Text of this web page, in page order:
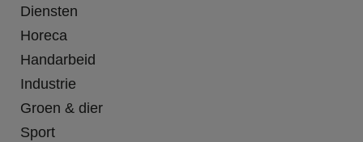
Diensten
Horeca
Handarbeid
Industrie
Groen & dier
Sport